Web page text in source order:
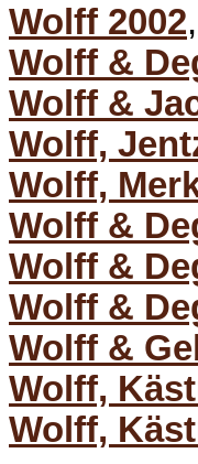
Wolff 2002,
Wolff &
Wolff &
Wolff,
Wolff,
Wolff &
Wolff &
Wolff &
Wolff &
Wolff,
Wolff,